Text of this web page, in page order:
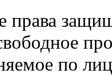
права
по